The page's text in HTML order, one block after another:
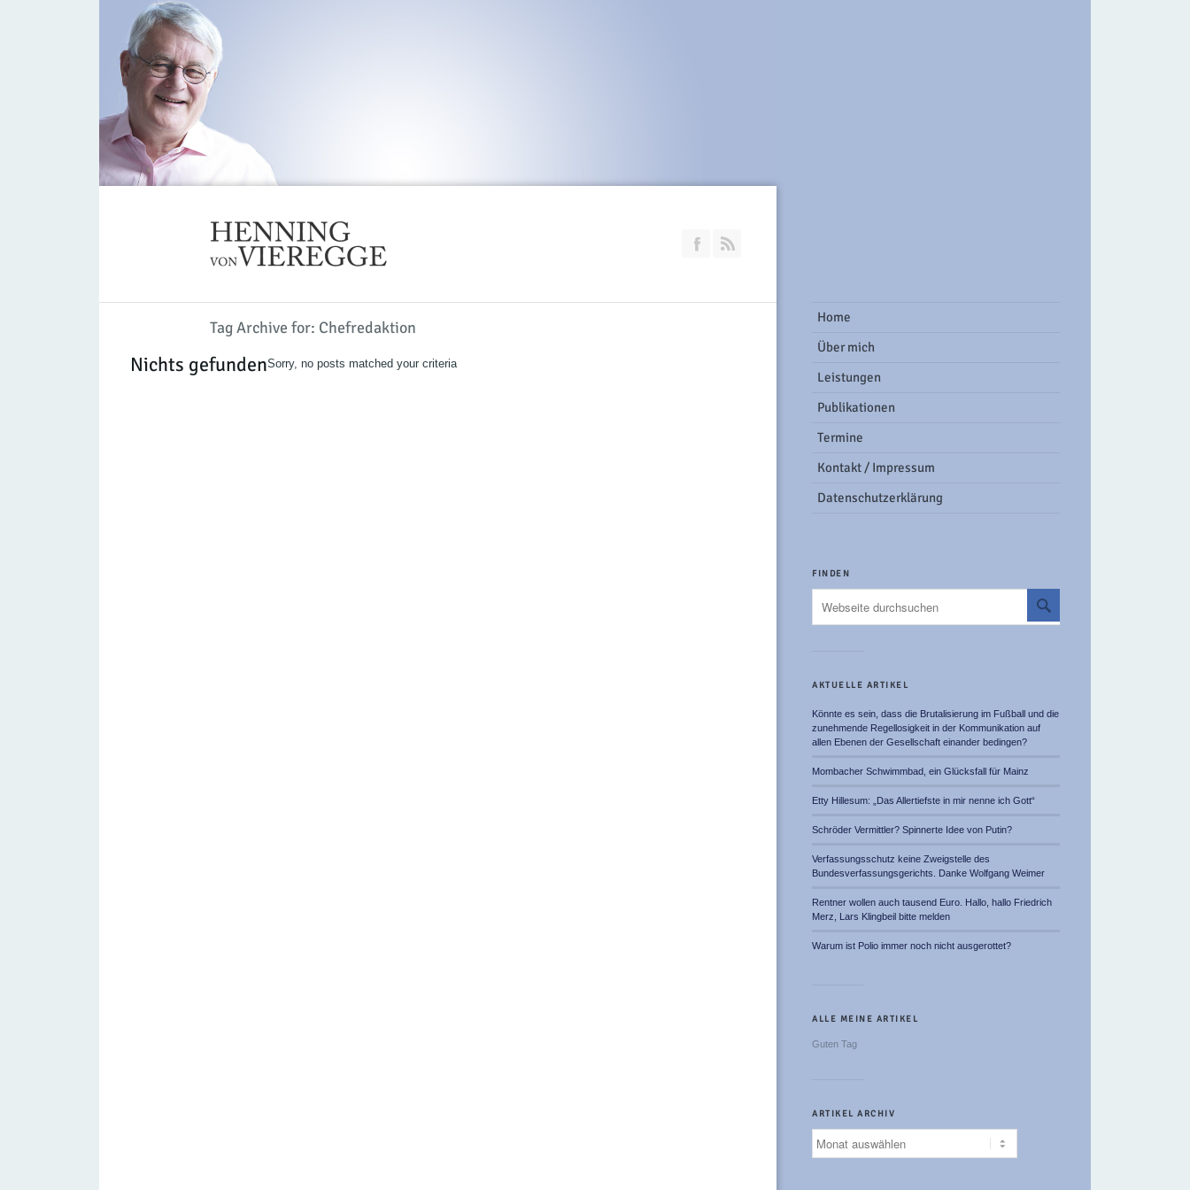
Join our Facebook Group
Tag Archive for: Chefredaktion
Nichts gefundenSorry, no posts matched your criteria
Home
Über mich
Leistungen
Publikationen
Termine
Kontakt / Impressum
Datenschutzerklärung
FINDEN
AKTUELLE ARTIKEL
Könnte es sein, dass die Brutalisierung im Fußball und die
zunehmende Regellosigkeit in der Kommunikation auf
allen Ebenen der Gesellschaft einander bedingen?
Mombacher Schwimmbad, ein Glücksfall für Mainz
Etty Hillesum: „Das Allertiefste in mir nenne ich Gott“
Schröder Vermittler? Spinnerte Idee von Putin?
Verfassungsschutz keine Zweigstelle des
Bundesverfassungsgerichts. Danke Wolfgang Weimer
Rentner wollen auch tausend Euro. Hallo, hallo Friedrich
Merz, Lars Klingbeil bitte melden
Warum ist Polio immer noch nicht ausgerottet?
ALLE MEINE ARTIKEL
Guten Tag
ARTIKEL ARCHIV
Artikel
Archiv